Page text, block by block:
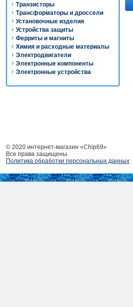
Транзисторы
Трансформаторы и дроссели
Установочные изделия
Устройства защиты
Ферриты и магниты
Химия и расходные материалы
Электродвигатели
Электронные компоненты
Электронные устройства
© 2020 интернет-магазин «Chip69»
Все права защищены.
Политика обработки персональных данных